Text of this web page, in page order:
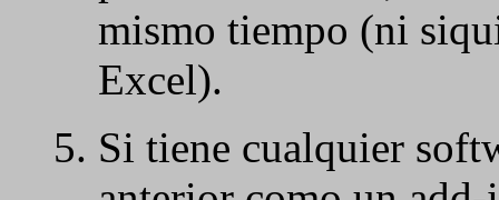
mismo tiempo (ni
Excel).
Si tiene cualquier